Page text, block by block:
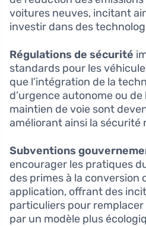
voitures neuves, incitant
investir dans des
Régulations de sécurité
standards pour les
que l’intégration de la
d’urgence autonome ou de
maintien de voie sont
améliorant ainsi la sécurité
Subventions
encourager les pratiques
des primes à la conversion
application, offrant des
particuliers pour
par un modèle plus